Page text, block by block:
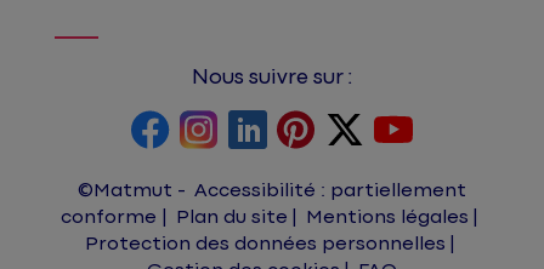
Nous suivre sur :
©Matmut
Accessibilité : partiellement
conforme
Plan du site
Mentions légales
Protection des données personnelles